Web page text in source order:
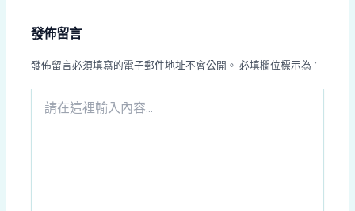
發佈留言
發佈留言必須填寫的電子郵件地址不會公開。 必填欄位標示為 *